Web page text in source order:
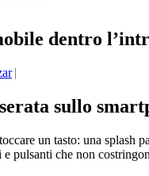
dentro
|
sullo
un tasto: una splash
pulsanti che non